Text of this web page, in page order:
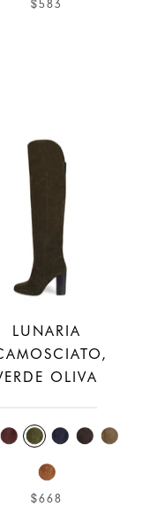
$583
LUNARIA
OLIVA
$668